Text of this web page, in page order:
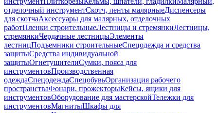
отделочный инструментСкотч, ленты малярныеДиспенсеры
для скотчаАксессуары для малярных, отделочных
работПленки строительныеЛестницы и стремянкиЛестницы,
стремянкиЧердачные лестницыЭлементы
лестницПодъемники строительныеСпецодежда и средства
защитыСредства индивидуальной
защитыОгнетушителиСумки, пояса для
инструментовПроизводственная
одеждаСпецодеждаСпецобувьОрганизация рабочего
пространстваФонари, прожекторыКейсы, ящики для
инструментовОборудование для мастерскойТележки для
инструментовМагнитыШкафы для